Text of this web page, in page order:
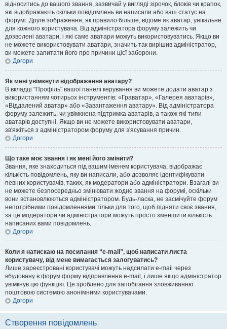
відноситись до вашого звання, зазвичай у вигляді зірочок, блоків чи крапок,
які відображають скільки повідомлень ви написали або ваш статус на
форумі. Друге зображення, як правило більше, відоме як аватар, унікальне
для кожного користувача. Від адміністратора форуму залежить чи
дозволені аватари, і які саме аватари можуть використовуватись. Якщо ви
не можете використовувати аватари, значить так вирішив адміністратор,
ви можете запитати його про причини цієї заборони.
Догори
Як мені увімкнути відображення аватару?
В вкладці "Профіль" вашої панелі керування ви можете додати аватар з
використанням чотирьох інструментів: «Граватар», «Галерея аватарів»,
«Віддалений аватар» або «Завантаження аватару». Від адміністратора
форуму залежить, чи увімкнена підтримка аватарів, а також які типи
аватарів доступні. Якщо ви не можете використовувати аватари,
зв'яжіться з адміністратором форуму для з'ясування причин.
Догори
Що таке моє звання і як мені його змінити?
Звання, яке знаходиться під вашим іменем користувача, відображає
кількість повідомлень, яку ви написали, або дозволяє ідентифікувати
певних користувачів, таких, як модератори або адміністратори. Взагалі ви
не можете безпосередньо змінювати жодне звання на форумі, оскільки
вони встановлюються адміністратором. Будь-ласка, не засмічуйте форум
непотрібними повідомленнями тільки для того, щоб підняти своє звання,
за це модератори чи адміністратори можуть просто зменшити кількість
написаних вами повідомлень.
Догори
Коли я натискаю на посилання “e-mail”, щоб написати листа
користувачу, від мене вимагається залогуватись?
Лише зареєстровані користувачі можуть надсилати e-mail через
вбудовану в форум форму відправлення e-mail, і лише якщо адміністратор
увімкнув цю функцію. Це зроблено для запобігання зловживанню
поштовою системою анонімними користувачами.
Догори
Створення повідомлень